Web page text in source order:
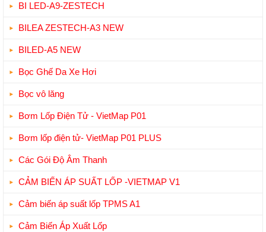
BI LED-A9-ZESTECH
BILEA ZESTECH-A3 NEW
BILED-A5 NEW
Bọc Ghế Da Xe Hơi
Bọc vô lăng
Bơm Lốp Điện Tử - VietMap P01
Bơm lốp điện tử- VietMap P01 PLUS
Các Gói Độ Âm Thanh
CẢM BIẾN ÁP SUẤT LỐP -VIETMAP V1
Cảm biến áp suất lốp TPMS A1
Cảm Biến Áp Xuất Lốp